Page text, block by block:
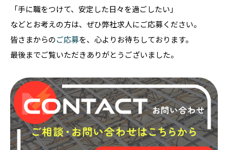
「手に職をつけて、安定した日々を過ごしたい」
などとお考えの方は、ぜひ弊社求人にご応募ください。
皆さまからのご応募を、心よりお待ちしております。
最後までご覧いただきありがとうございました。